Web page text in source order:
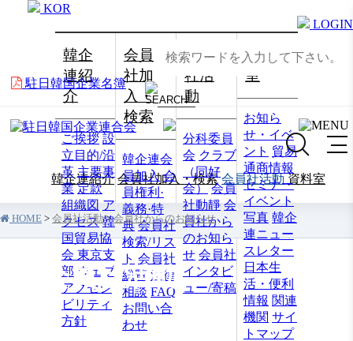
韓企
連紹
介
ご挨拶 設
立目的/沿
革 主要事
業 定款
組織図 ア
クセス 韓
国貿易協
会 東京支
部 ウェブ
アクセシ
ビリティ
方針
会員
社加
入・
検索
韓企連会
員加入 会
員権利·
義務·特
典 会員社
検索/リス
ト 会員社
総覧 法律
相談 FAQ
お問い合
わせ
会員
社活
動
分科委員
会 クラブ
（同好
会） 会員
社動靜 会
員社から
のお知ら
せ 会員社
インタビ
ュー/寄稿
資料
室
お知ら
せ・イベ
ント 貿易
通商情報
セミナー
イベント
写真 韓企
連ニュー
スレター
日本生
活・便利
情報 関連
機関 サイ
トマップ
駐日韓国企業名簿
KOR
LOGIN
韓企連紹介 会員社加入・検索 会員社活動 資料室
HOME > 会員社活動>会員社からのお知らせ
会員社活動